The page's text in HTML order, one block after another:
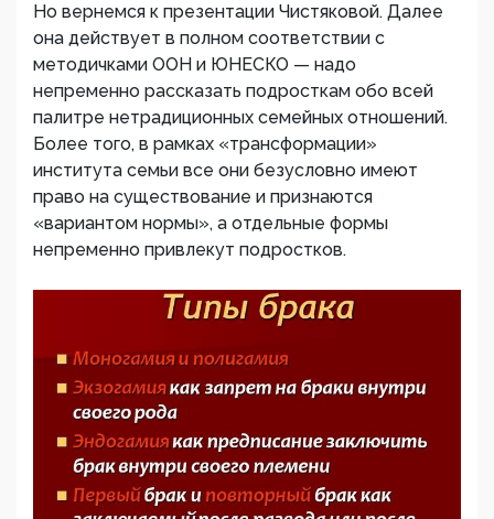
Но вернемся к презентации Чистяковой. Далее
она действует в полном соответствии с
методичками ООН и ЮНЕСКО — надо
непременно рассказать подросткам обо всей
палитре нетрадиционных семейных отношений.
Более того, в рамках «трансформации»
института семьи все они безусловно имеют
право на существование и признаются
«вариантом нормы», а отдельные формы
непременно привлекут подростков.